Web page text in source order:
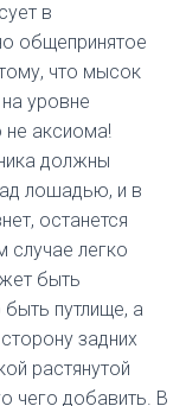
в
общепринятое
что мысок
уровне
не аксиома!
должны
лошадью, и в
останется
случае легко
быть
путлище, а
задних
растянутой
чего добавить. В